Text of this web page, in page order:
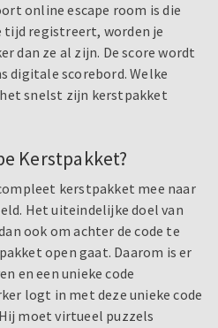
online escape room is die
tijd registreert, worden je
dan ze al zijn. De score wordt
digitale scorebord. Welke
snelst zijn kerstpakket
Kerstpakket?
kerstpakket mee naar
Het uiteindelijke doel van
ook om achter de code te
open gaat. Daarom is er
en een unieke code
logt in met deze unieke code
moet virtueel puzzels